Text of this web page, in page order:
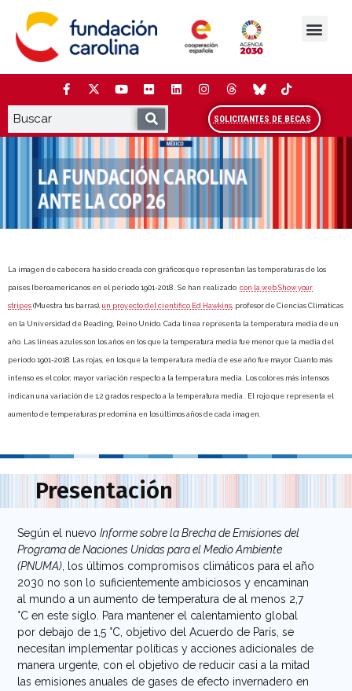
contenido
SOLICITANTES DE BECAS
La imagen de cabecera ha sido creada con gráficos que representan las temperaturas de los
países Iberoamericanos en el periodo 1901-2018 . Se han realizado con la web Show your
stripes (Muestra tus barras), un proyecto del científico Ed Hawkins , profesor de Ciencias Climáticas
en la Universidad de Reading, Reino Unido. Cada línea representa la temperatura media de un
año. Las líneas azules son los años en los que la temperatura media fue menor que la media del
periodo 1901-2018. Las rojas, en los que la temperatura media de ese año fue mayor. Cuanto más
intenso es el color, mayor variación respecto a la temperatura media. Los colores más intensos
indican una variación de 1,2 grados respecto a la temperatura media . El rojo que representa el
aumento de temperaturas predomina en los últimos años de cada imagen.
Presentación
Según el nuevoInforme sobre la Brecha de Emisiones del
Programa de Naciones Unidas para el Medio Ambiente
(PNUMA) , los últimos compromisos climáticos para el año
2030 no son lo suficientemente ambiciosos y encaminan
al mundo a un aumento de temperatura de al menos 2,7
°C en este siglo. Para mantener el calentamiento global
por debajo de 1,5 °C, objetivo del Acuerdo de París, se
necesitan implementar políticas y acciones adicionales de
manera urgente, con el objetivo de reducir casi a la mitad
las emisiones anuales de gases de efecto invernadero en